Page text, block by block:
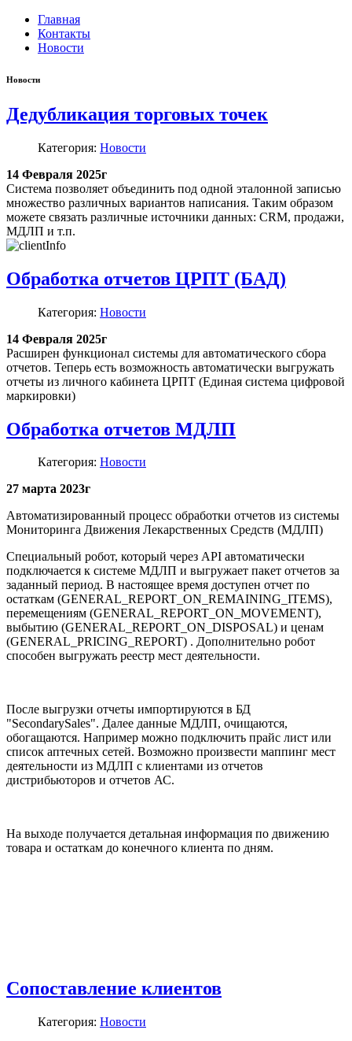
Главная
Контакты
Новости
Новости
Дедубликация торговых точек
Категория: Новости
14 Февраля 2025г
Система позволяет объединить под одной эталонной записью
множество различных вариантов написания. Таким образом
можете связать различные источники данных: CRM, продажи,
МДЛП и т.п.
Обработка отчетов ЦРПТ (БАД)
Категория: Новости
14 Февраля 2025г
Расширен функционал системы для автоматического сбора
отчетов. Теперь есть возможность автоматически выгружать
отчеты из личного кабинета ЦРПТ (Единая система цифровой
маркировки)
Обработка отчетов МДЛП
Категория: Новости
27 марта 2023г
Автоматизированный процесс обработки отчетов из системы
Мониторинга Движения Лекарственных Средств (МДЛП)
Специальный робот, который через API автоматически
подключается к системе МДЛП и выгружает пакет отчетов за
заданный период. В настоящее время доступен отчет по
остаткам (GENERAL_REPORT_ON_REMAINING_ITEMS),
перемещениям (GENERAL_REPORT_ON_MOVEMENT),
выбытию (GENERAL_REPORT_ON_DISPOSAL) и ценам
(GENERAL_PRICING_REPORT) . Дополнительно робот
способен выгружать реестр мест деятельности.
После выгрузки отчеты импортируются в БД
"SecondarySales". Далее данные МДЛП, очищаются,
обогащаются. Например можно подключить прайс лист или
список аптечных сетей. Возможно произвести маппинг мест
деятельности из МДЛП с клиентами из отчетов
дистрибьюторов и отчетов АС.
На выходе получается детальная информация по движению
товара и остаткам до конечного клиента по дням.
Сопоставление клиентов
Категория: Новости